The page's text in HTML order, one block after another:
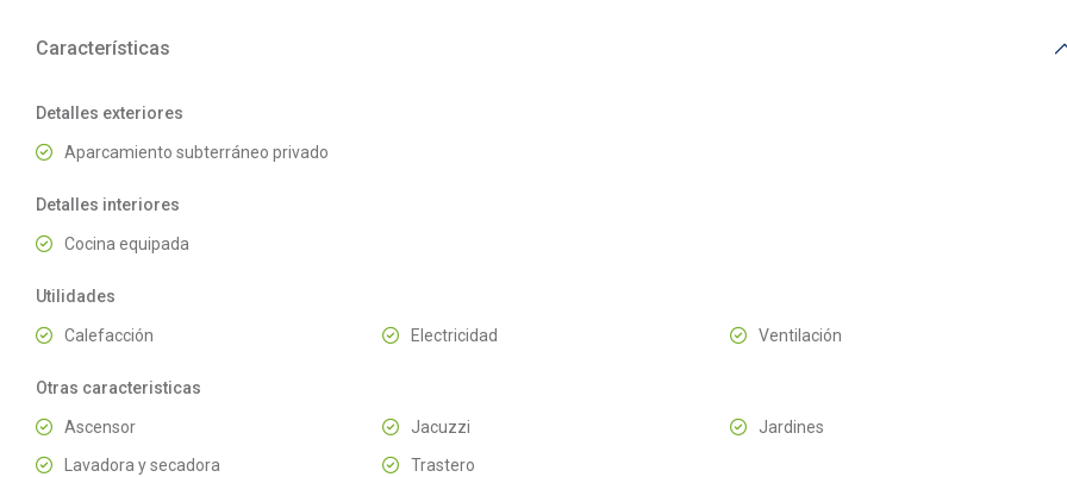
Características
Detalles exteriores
Aparcamiento subterráneo privado
Detalles interiores
Cocina equipada
Utilidades
Calefacción Electricidad Ventilación
Otras caracteristicas
Ascensor Jacuzzi
Jardines
Lavadora y secadora
Trastero